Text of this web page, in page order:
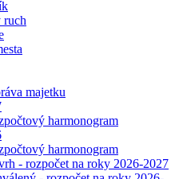
ruch
majetku
harmonogram
harmonogram
- rozpočet na roky 2026-2027